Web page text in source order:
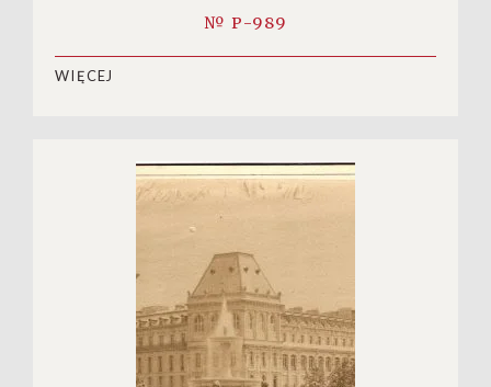
№ P-989
WIĘCEJ